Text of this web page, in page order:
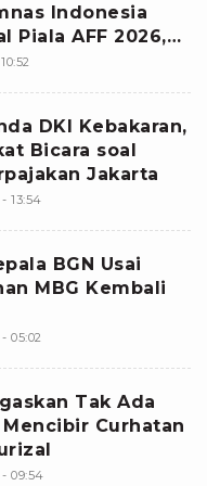
Indonesia
Piala AFF 2026,
dan
DKI Kebakaran,
Bicara soal
Jakarta
13:54
BGN Usai
MBG Kembali
05:02
Tak Ada
Curhatan
09:54